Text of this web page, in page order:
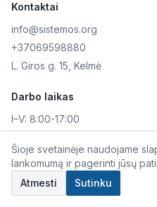
Kontaktai
info@sistemos.org
+37069598880
L. Giros g. 15, Kelmė
Darbo laikas
I–V: 8:00-17:00
© 2026 Skaitmeninė
Šioje svetainėje naudojame
lankomumą ir pagerinti jūsų
Atmesti
Sutinku